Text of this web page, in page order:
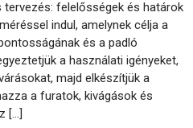
tervezés: felelősségek és határok
indul, amelynek célja a
és a padló
a használati igényeket,
majd elkészítjük a
a furatok, kivágások és
[…]